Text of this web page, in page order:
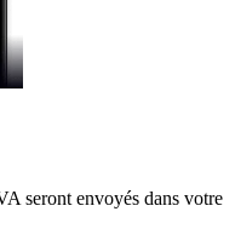
seront envoyés dans votre